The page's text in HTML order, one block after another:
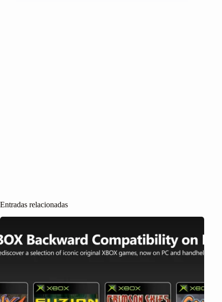
Entradas relacionadas